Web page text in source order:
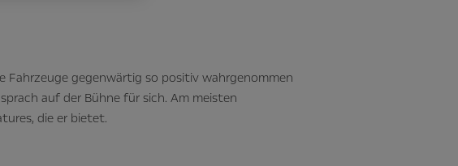
Fahrzeuge gegenwärtig so positiv wahrgenommen
auf der Bühne für sich. Am meisten
die er bietet.